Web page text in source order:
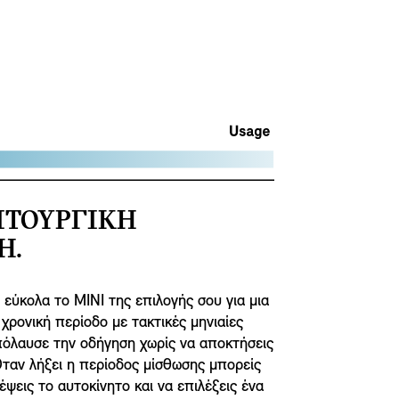
το MINI της επιλογής σου για μια
περίοδο με τακτικές μηνιαίες
την οδήγηση χωρίς να αποκτήσεις
λήξει η περίοδος μίσθωσης μπορείς
το αυτοκίνητο και να επιλέξεις ένα